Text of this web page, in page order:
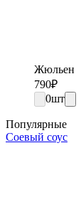
Жюльен
790₽
0шт
Популярные
Соевый соус